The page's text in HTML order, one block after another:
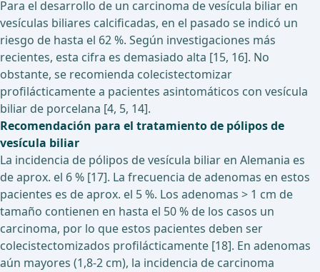
Para el desarrollo de un carcinoma de vesícula biliar en
vesículas biliares calcificadas, en el pasado se indicó un
riesgo de hasta el 62 %. Según investigaciones más
recientes, esta cifra es demasiado alta [15, 16]. No
obstante, se recomienda colecistectomizar
profilácticamente a pacientes asintomáticos con vesícula
biliar de porcelana [4, 5, 14].
Recomendación para el tratamiento de pólipos de
vesícula biliar
La incidencia de pólipos de vesícula biliar en Alemania es
de aprox. el 6 % [17]. La frecuencia de adenomas en estos
pacientes es de aprox. el 5 %. Los adenomas > 1 cm de
tamaño contienen en hasta el 50 % de los casos un
carcinoma, por lo que estos pacientes deben ser
colecistectomizados profilácticamente [18]. En adenomas
aún mayores (1,8-2 cm), la incidencia de carcinoma